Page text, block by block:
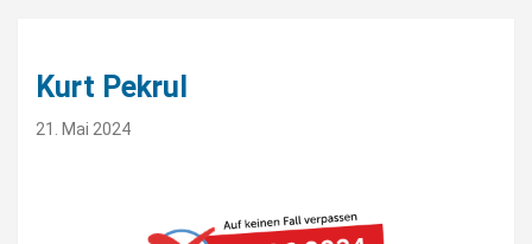
Kurt Pekrul
21. Mai 2024